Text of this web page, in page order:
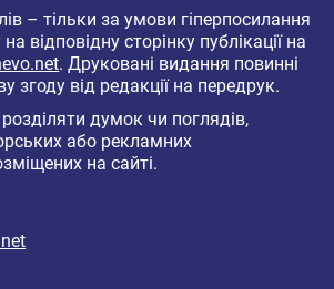
– тільки за умови гіперпосилання
відповідну сторінку публікації на
. Друковані видання повинні
згоду від редакції на передрук.
думок чи поглядів,
або рекламних
на сайті.